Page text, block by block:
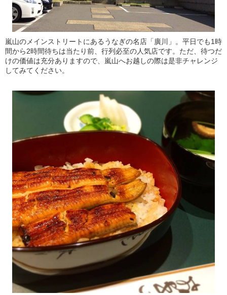
嵐山のメインストリートにあるうなぎの名店「廣川」。平日でも1時
間から2時間待ちは当たり前、行列必至の人気店です。ただ、待つだ
けの価値は充分ありますので、嵐山へお越しの際は是非チャレンジ
してみてください。